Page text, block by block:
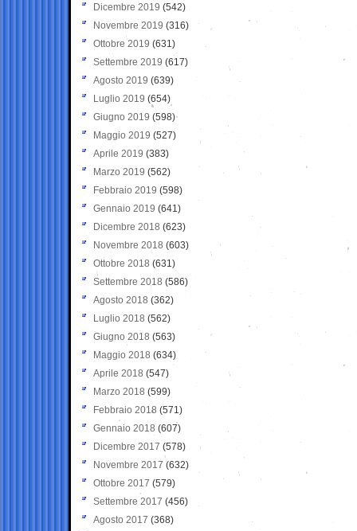
Dicembre 2019 (542)
Novembre 2019 (316)
Ottobre 2019 (631)
Settembre 2019 (617)
Agosto 2019 (639)
Luglio 2019 (654)
Giugno 2019 (598)
Maggio 2019 (527)
Aprile 2019 (383)
Marzo 2019 (562)
Febbraio 2019 (598)
Gennaio 2019 (641)
Dicembre 2018 (623)
Novembre 2018 (603)
Ottobre 2018 (631)
Settembre 2018 (586)
Agosto 2018 (362)
Luglio 2018 (562)
Giugno 2018 (563)
Maggio 2018 (634)
Aprile 2018 (547)
Marzo 2018 (599)
Febbraio 2018 (571)
Gennaio 2018 (607)
Dicembre 2017 (578)
Novembre 2017 (632)
Ottobre 2017 (579)
Settembre 2017 (456)
Agosto 2017 (368)